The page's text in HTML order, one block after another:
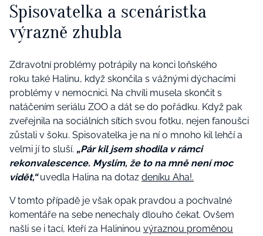
Spisovatelka a scenáristka
výrazně zhubla
Zdravotní problémy potrápily na konci loňského
roku také Halinu, když skončila s vážnými dýchacími
problémy v nemocnici. Na chvíli musela skončit s
natáčením seriálu ZOO a dát se do pořádku. Když pak
zveřejnila na sociálních sítích svou fotku, nejen fanoušci
zůstali v šoku. Spisovatelka je na ní o mnoho kil lehčí a
velmi jí to sluší. „Pár kil jsem shodila v rámci
rekonvalescence. Myslím, že to na mně není moc
vidět,“ uvedla Halina na dotaz deníku Aha!.
V tomto případě je však opak pravdou a pochvalné
komentáře na sebe nenechaly dlouho čekat. Ovšem
našli se i tací, kteří za Halininou výraznou proměnou